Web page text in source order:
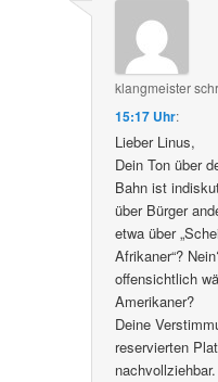
klangmeister
15:17 Uhr:
Lieber Linus,
Dein Ton über
Bahn ist
über Bürger
etwa über
Afrikaner“?
offensichtlich
Amerikaner?
Deine
reservierten